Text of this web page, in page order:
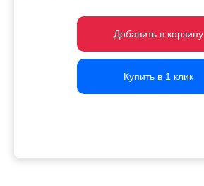
Добавить в корзину
Добавить в корзину
Добавить в корзину
Купить в 1 клик
Купить в 1 клик
Купить в 1 клик